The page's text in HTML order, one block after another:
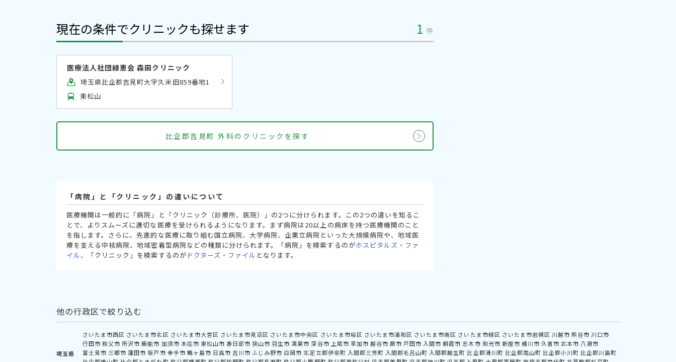
現在の条件でクリニックも探せます 1 件
医療法人社団緑恵会 森田クリニック
埼玉県比企郡吉見町大字久米田859番地1
東松山
比企郡吉見町 外科のクリニックを探す
「病院」と「クリニック」の違いについて
医療機関は一般的に「病院」と「クリニック（診療所、医院）」の2つに分けられます。この2つの違いを知るこ
とで、よりスムーズに適切な医療を受けられるようになります。まず病院は20以上の病床を持つ医療機関のこと
を指します。さらに、先進的な医療に取り組む国立病院、大学病院、企業立病院といった大規模病院や、地域医
療を支える中核病院、地域密着型病院などの種類に分けられます。「病院」を検索するのがホスピタルズ・ファ
イル、「クリニック」を検索するのが ドクターズ・ファイル となります。
他の行政区で絞り込む
埼玉県
さいたま市西区 さいたま市北区 さいたま市大宮区 さいたま市見沼区 さいたま市中央区 さいたま市桜区 さいたま市浦和区 さいたま市南区 さいたま市緑区 さいたま市岩槻区 川越市 熊谷市 川口市
行田市 秩父市 所沢市 飯能市 加須市 本庄市 東松山市 春日部市 狭山市 羽生市 鴻巣市 深谷市 上尾市 草加市 越谷市 蕨市 戸田市 入間市 朝霞市 志木市 和光市 新座市 桶川市 久喜市 北本市 八潮市
富士見市 三郷市 蓮田市 坂戸市 幸手市 鶴ヶ島市 日高市 吉川市 ふじみ野市 白岡市 北足立郡伊奈町 入間郡三芳町 入間郡毛呂山町 入間郡越生町 比企郡滑川町 比企郡嵐山町 比企郡小川町 比企郡川島町